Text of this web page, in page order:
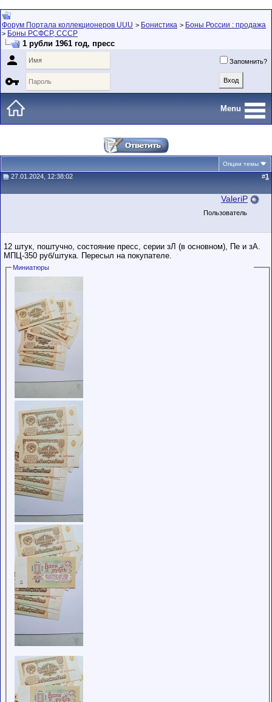
Форум Портала коллекционеров UUU > Бонистика > Боны России : продажа
> Боны РСФСР, СССР
1 рубли 1961 год, пресс
 Запомнить?

Menu
Опции темы
27.01.2024, 12:38:02 #1
ValeriP
Пользователь
12 штук, поштучно, состояние пресс, серии зЛ (в основном), Пе и зА.
МПЦ-350 руб/штука. Пересыл на покупателе.
Миниатюры